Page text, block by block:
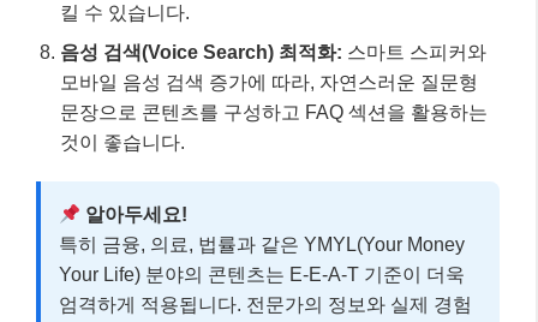
킬 수 있습니다.
음성 검색(Voice Search) 최적화: 스마트 스피커와
모바일 음성 검색 증가에 따라, 자연스러운 질문형
문장으로 콘텐츠를 구성하고 FAQ 섹션을 활용하는
것이 좋습니다.
알아두세요!
특히 금융, 의료, 법률과 같은 YMYL(Your Money
Your Life) 분야의 콘텐츠는 E-E-A-T 기준이 더욱
엄격하게 적용됩니다. 전문가의 정보와 실제 경험